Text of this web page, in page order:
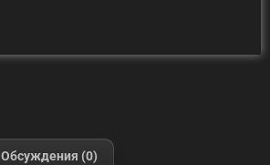
Обсуждения (0)